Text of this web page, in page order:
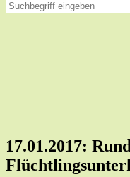
17.01.2017: